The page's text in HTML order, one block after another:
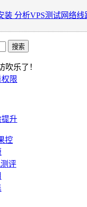
装 分析VPS测试网络线
吹乐了！
限
提升
控
评